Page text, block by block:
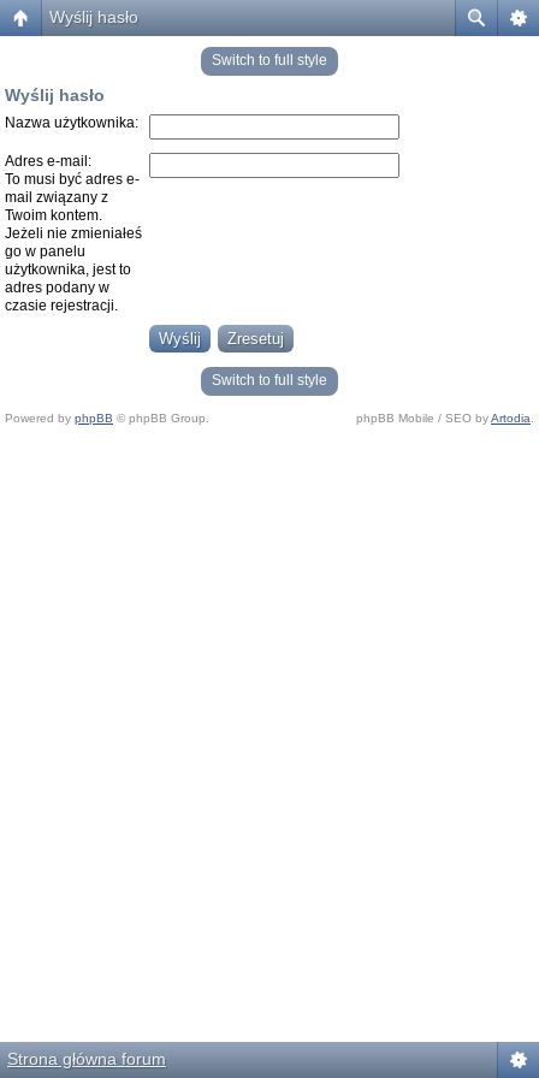
Wyślij hasło
Switch to full style
Wyślij hasło
Nazwa użytkownika:
Adres e-mail:
To musi być adres e-
mail związany z
Twoim kontem.
Jeżeli nie zmieniałeś
go w panelu
użytkownika, jest to
adres podany w
czasie rejestracji.
Switch to full style
Powered by phpBB © phpBB Group. phpBB Mobile / SEO byArtodia
Strona główna forum